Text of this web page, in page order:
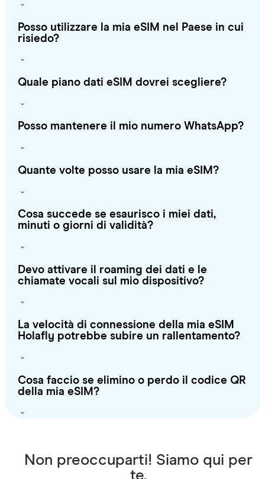
Posso utilizzare la mia eSIM nel Paese in cui
risiedo?
Quale piano dati eSIM dovrei scegliere?
Posso mantenere il mio numero WhatsApp?
Quante volte posso usare la mia eSIM?
Cosa succede se esaurisco i miei dati,
minuti o giorni di validità?
Devo attivare il roaming dei dati e le
chiamate vocali sul mio dispositivo?
La velocità di connessione della mia eSIM
Holafly potrebbe subire un rallentamento?
Cosa faccio se elimino o perdo il codice QR
della mia eSIM?
Non preoccuparti! Siamo qui per